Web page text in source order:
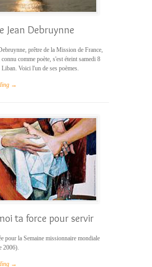
Jean Debruynne
prêtre de la Mission de France,
comme poète, s'est éteint samedi 8
Voici l'un de ses poèmes.
→
ta force pour servir
pour la Semaine missionnaire mondiale
2006).
→